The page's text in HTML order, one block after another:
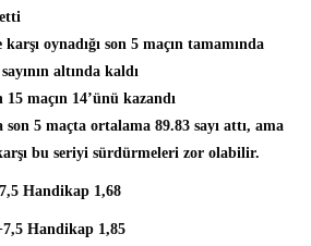
oynadığı son 5 maçın tamamında
altında kaldı
maçın 14’ünü kazandı
son 5 maçta ortalama 89.83 sayı attı, ama
bu seriyi sürdürmeleri zor olabilir.
Handikap 1,68
Handikap 1,85